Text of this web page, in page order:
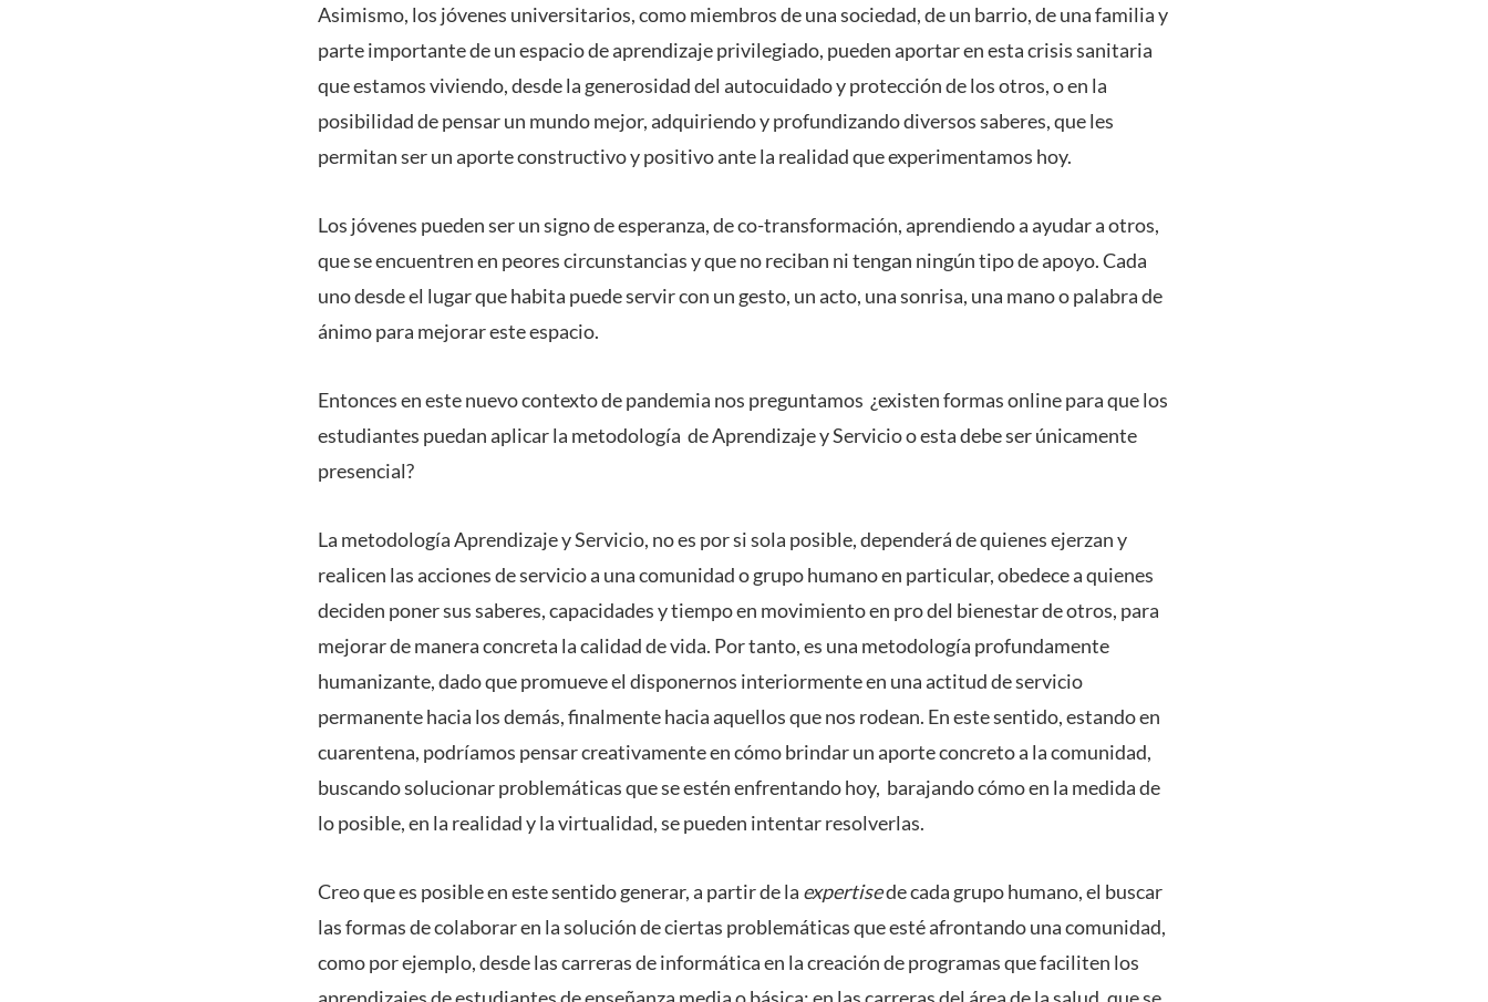
Asimismo, los jóvenes universitarios, como miembros de una sociedad, de un barrio, de una familia y
parte importante de un espacio de aprendizaje privilegiado, pueden aportar en esta crisis sanitaria
que estamos viviendo, desde la generosidad del autocuidado y protección de los otros, o en la
posibilidad de pensar un mundo mejor, adquiriendo y profundizando diversos saberes, que les
permitan ser un aporte constructivo y positivo ante la realidad que experimentamos hoy.
Los jóvenes pueden ser un signo de esperanza, de co-transformación, aprendiendo a ayudar a otros,
que se encuentren en peores circunstancias y que no reciban ni tengan ningún tipo de apoyo. Cada
uno desde el lugar que habita puede servir con un gesto, un acto, una sonrisa, una mano o palabra de
ánimo para mejorar este espacio.
Entonces en este nuevo contexto de pandemia nos preguntamos ¿existen formas online para que los
estudiantes puedan aplicar la metodología de Aprendizaje y Servicio o esta debe ser únicamente
presencial?
La metodología Aprendizaje y Servicio, no es por si sola posible, dependerá de quienes ejerzan y
realicen las acciones de servicio a una comunidad o grupo humano en particular, obedece a quienes
deciden poner sus saberes, capacidades y tiempo en movimiento en pro del bienestar de otros, para
mejorar de manera concreta la calidad de vida. Por tanto, es una metodología profundamente
humanizante, dado que promueve el disponernos interiormente en una actitud de servicio
permanente hacia los demás, finalmente hacia aquellos que nos rodean. En este sentido, estando en
cuarentena, podríamos pensar creativamente en cómo brindar un aporte concreto a la comunidad,
buscando solucionar problemáticas que se estén enfrentando hoy, barajando cómo en la medida de
lo posible, en la realidad y la virtualidad, se pueden intentar resolverlas.
Creo que es posible en este sentido generar, a partir de la expertisede cada grupo humano, el buscar
las formas de colaborar en la solución de ciertas problemáticas que esté afrontando una comunidad,
como por ejemplo, desde las carreras de informática en la creación de programas que faciliten los